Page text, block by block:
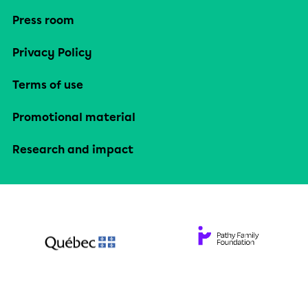
Press room
Privacy Policy
Terms of use
Promotional material
Research and impact